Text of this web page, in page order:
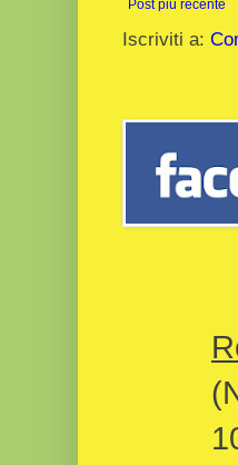
Post più recente
Iscriviti a: